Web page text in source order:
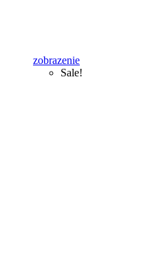
zobrazenie
Sale!